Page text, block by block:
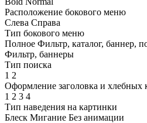
Расположение бокового меню
Слева Справа
Тип бокового меню
Полное Фильтр, каталог, баннер,
Фильтр, баннеры
Тип поиска
1 2
Оформление заголовка и хлебных
1 2 3 4
Тип наведения на картинки
Блеск Мигание Без анимации